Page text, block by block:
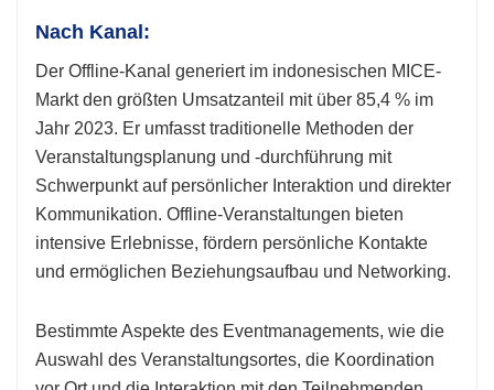
Nach Kanal:
Der Offline-Kanal generiert im indonesischen MICE-
Markt den größten Umsatzanteil mit über 85,4 % im
Jahr 2023. Er umfasst traditionelle Methoden der
Veranstaltungsplanung und -durchführung mit
Schwerpunkt auf persönlicher Interaktion und direkter
Kommunikation. Offline-Veranstaltungen bieten
intensive Erlebnisse, fördern persönliche Kontakte
und ermöglichen Beziehungsaufbau und Networking.
Bestimmte Aspekte des Eventmanagements, wie die
Auswahl des Veranstaltungsortes, die Koordination